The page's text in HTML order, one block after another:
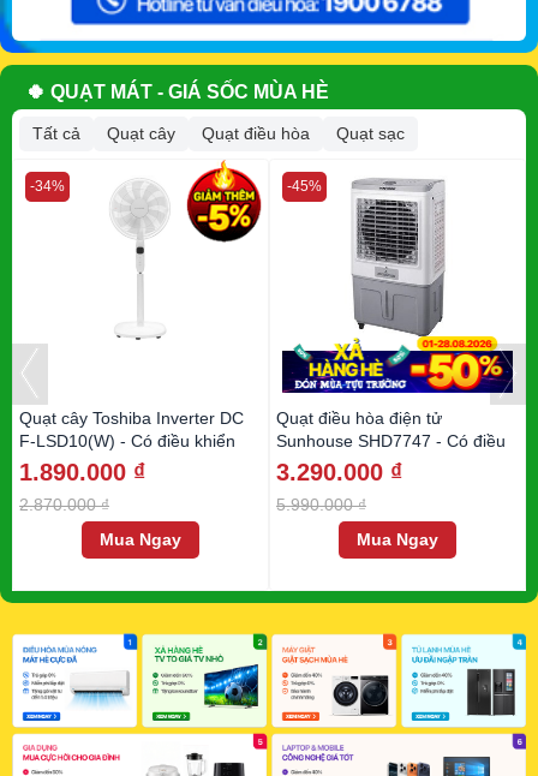
🍀 QUẠT MÁT - GIÁ SỐC MÙA HÈ
Tất cả Quạt cây Quạt điều hòa Quạt sạc
Quạt cây Toshiba Inverter DC
F-LSD10(W) - Có điều khiển
1.890.000 ₫
2.870.000 ₫
-34%
Mua Ngay
Quạt điều hòa điện tử
Sunhouse SHD7747 - Có điều
khiển
3.290.000 ₫
5.990.000 ₫
-45%
Mua Ngay